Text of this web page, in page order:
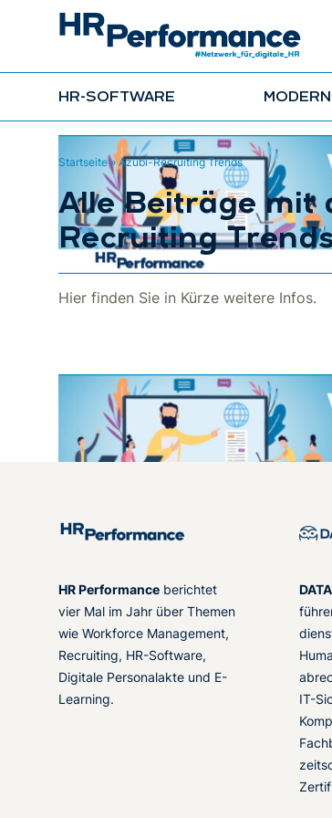
HR-SOFTWARE
Startseite»Azubi-Recruiting Trends
Alle Beiträge mit
Recruiting
Hier finden Sie in Kürze weitere Infos.
HR Performance berichtet
vier Mal im Jahr über Themen
wie Workforce Management,
Recruiting, HR-Software,
Digitale Personalakte und E-
Learning.
IT-